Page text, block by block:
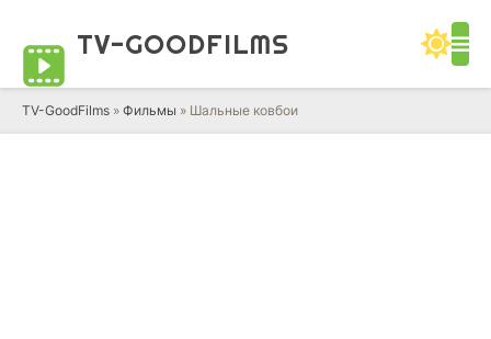
TV-GOODFILMS
TV-GoodFilms » Фильмы » Шальные ковбои